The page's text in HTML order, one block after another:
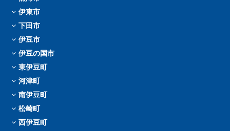
伊東市
下田市
伊豆市
伊豆の国市
東伊豆町
河津町
南伊豆町
松崎町
西伊豆町